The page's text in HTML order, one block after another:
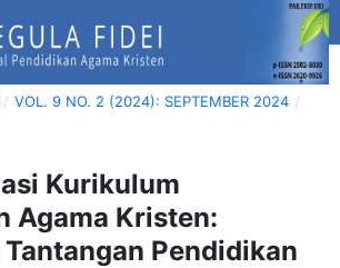
/ VOL. 9 NO. 2 (2024): SEPTEMBER 2024 /
Kurikulum
Agama Kristen:
Pendidikan